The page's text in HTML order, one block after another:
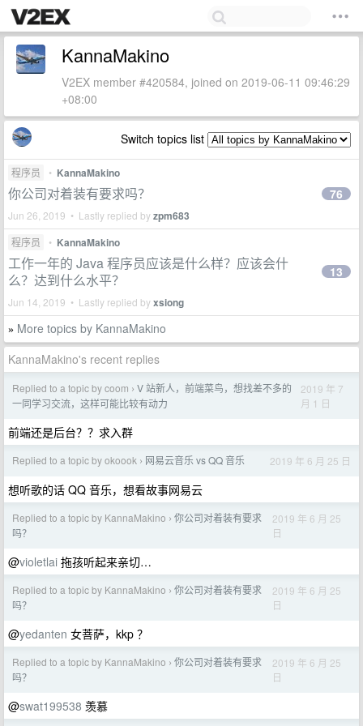
KannaMakino
V2EX member #420584, joined on 2019-06-11 09:46:29
+08:00
Switch topics list
程序员 • KannaMakino
你公司对着装有要求吗？
Jun 26, 2019 • Lastly replied byzpm683
76
程序员 • KannaMakino
工作一年的 Java 程序员应该是什么样？应该会什
么？达到什么水平？
Jun 14, 2019 • Lastly replied byxsiong
13
» More topics by KannaMakino
KannaMakino's recent replies
Replied to a topic by coom › V 站新人，前端菜鸟，想找差不多的
一同学习交流，这样可能比较有动力
2019 年 7
月 1 日
前端还是后台？？求入群
Replied to a topic by okoook › 网易云音乐 vs QQ 音乐 2019 年 6 月 25 日
想听歌的话 QQ 音乐，想看故事网易云
Replied to a topic by KannaMakino › 你公司对着装有要求
吗？
2019 年 6 月 25
日
@violetlai 拖孩听起来亲切…
Replied to a topic by KannaMakino › 你公司对着装有要求
吗？
2019 年 6 月 25
日
@yedanten 女菩萨，kkp ？
Replied to a topic by KannaMakino › 你公司对着装有要求
吗？
2019 年 6 月 25
日
@swat199538 羡慕